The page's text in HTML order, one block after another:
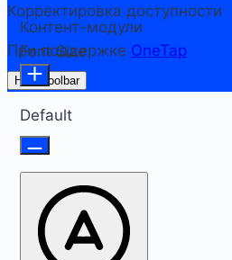
Корректировка доступности
При поддержке OneTap
Hide Toolbar
Контент-модули
Font Size
Default